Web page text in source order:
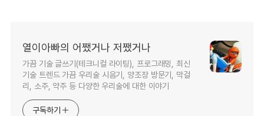
열이아빠의 어쨌거나 저쨌거나
가끔 기술 글쓰기(테크니컬 라이팅), 프로그래밍, 최신
기술 트렌드 가끔 우리술 시음기, 양조장 방문기, 막걸
리, 소주, 약주 등 다양한 우리술에 대한 이야기
구독하기